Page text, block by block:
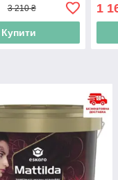
3 210 ₴
Купити
1